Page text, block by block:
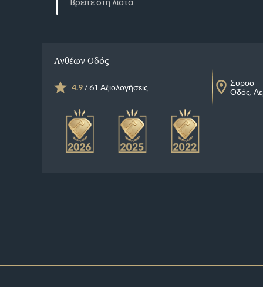
Ανθέων Οδός
4.9/ 61 Αξιολογήσεις
Συροσ
Οδός,